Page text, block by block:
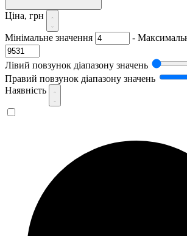
Ціна, грн
Мінімальне значення -
Лівий повзунок діапазону значень
Правий повзунок діапазону значень
Наявність